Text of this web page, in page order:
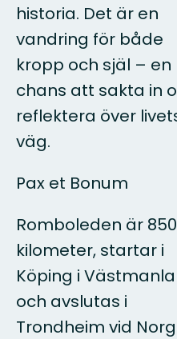
historia. Det är en
vandring för både
kropp och själ – en
chans att sakta in
reflektera över
väg.
Pax et Bonum
Romboleden är 850
kilometer, startar i
Köping i
och avslutas i
Trondheim vid